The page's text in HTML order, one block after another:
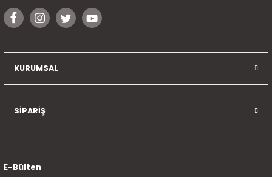
KURUMSAL
SİPARİŞ
E-Bülten